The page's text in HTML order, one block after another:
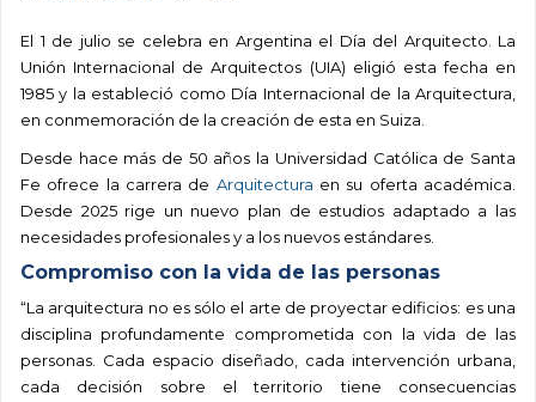
El 1 de julio se celebra en Argentina el Día del Arquitecto. La
Unión Internacional de Arquitectos (UIA) eligió esta fecha en
1985 y la estableció como Día Internacional de la Arquitectura,
en conmemoración de la creación de esta en Suiza.
Desde hace más de 50 años la Universidad Católica de Santa
Fe ofrece la carrera de Arquitectura en su oferta académica.
Desde 2025 rige un nuevo plan de estudios adaptado a las
necesidades profesionales y a los nuevos estándares.
Compromiso con la vida de las personas
“La arquitectura no es sólo el arte de proyectar edificios: es una
disciplina profundamente comprometida con la vida de las
personas. Cada espacio diseñado, cada intervención urbana,
cada decisión sobre el territorio tiene consecuencias